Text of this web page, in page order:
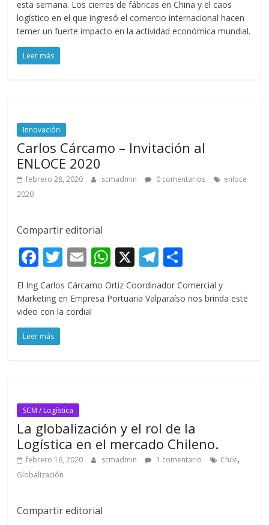
o
o
k
A
p
a
m
ar
ti
esta semana. Los cierres de fábricas en China y el caos
logístico en el que ingresó el comercio internacional hacen
temer un fuerte impacto en la actividad económica mundial.
Leer más
Innovación
Carlos Cárcamo – Invitación al
ENLOCE 2020
febrero 28, 2020 scmadmin 0 comentarios
enloce
2020
Compartir editorial
F
ac
e
b
o
o
T
w
itt
er
E
ai
l
W
h
at
X T
el
e m
El Ing Carlos Cárcamo Ortiz Coordinador Comercial y
Marketing en Empresa Portuaria Valparaíso nos brinda este
video con la cordial
Leer más
SCM / Logística
La globalización y el rol de la
Logística en el mercado Chileno.
febrero 16, 2020 scmadmin 1 comentario Chile,
Globalización
Compartir editorial